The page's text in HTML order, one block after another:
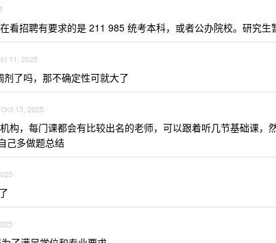
看招聘有要求的是 211 985 统考本科，或者公办院校。研究生
11, 2025
剂了吗，那不确定性可就大了
Oct 13, 2025
构，每门课都会有比较出名的老师，可以跟着听几节基础课，
己多做题总结